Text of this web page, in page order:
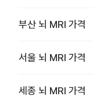
부산 뇌 MRI 가격
서울 뇌 MRI 가격
세종 뇌 MRI 가격